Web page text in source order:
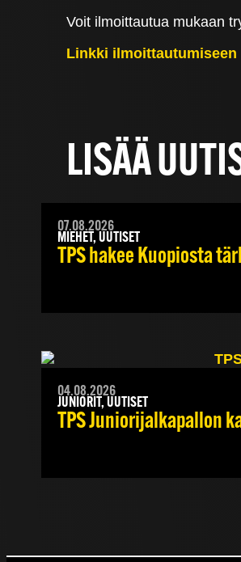
Voit ilmoittautua mukaan
Linkki ilmoittautumiseen
LISÄÄ
07.08.2026
MIEHET, UUTISET
TPS hakee Kuopiosta
04.08.2026
JUNIORIT, UUTISET
TPS Juniorijalkapallon